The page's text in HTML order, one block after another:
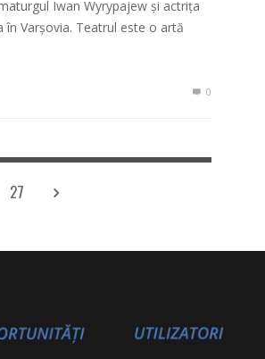
Iwan Wyrypajew și actrița
în Varșovia. Teatrul este o artă
0
27